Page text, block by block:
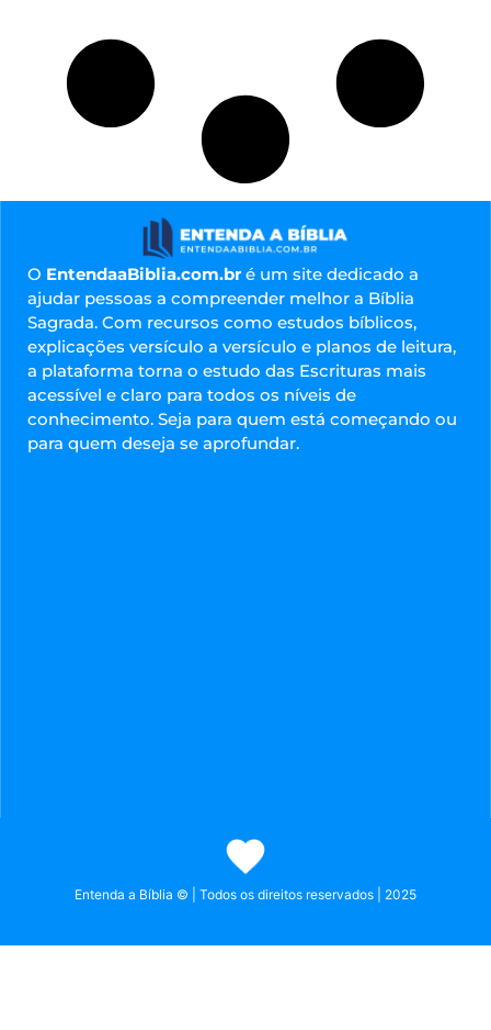
O EntendaaBiblia.com.bré um site dedicado a
ajudar pessoas a compreender melhor a Bíblia
Sagrada. Com recursos como estudos bíblicos,
explicações versículo a versículo e planos de leitura,
a plataforma torna o estudo das Escrituras mais
acessível e claro para todos os níveis de
conhecimento. Seja para quem está começando ou
para quem deseja se aprofundar.
Entenda a Bíblia © | Todos os direitos reservados | 2025